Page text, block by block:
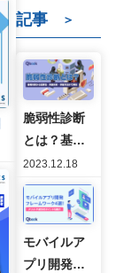
記事
＞
脆弱性診断
とは？基礎
知識から重
要性・実施
対象・実施
方法まで解
説
2023.12.18
モバイルア
プリ開発の